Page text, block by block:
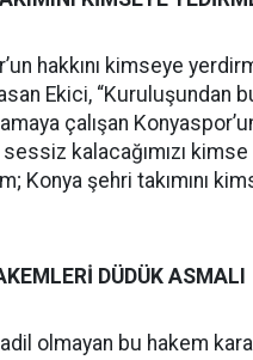
hakkını kimseye
Ekici, “Kuruluşundan
çalışan
sessiz kalacağımızı
Konya şehri takımını
DÜDÜK ASMALI
olmayan bu hakem